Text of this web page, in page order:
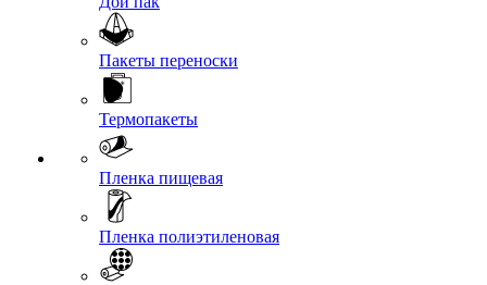
Пакеты переноски
Термопакеты
Пленка пищевая
Пленка полиэтиленовая